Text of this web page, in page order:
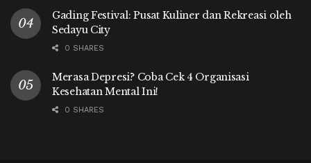
Gading Festival: Pusat Kuliner dan Rekreasi oleh
Sedayu City
0 SHARES
Merasa Depresi? Coba Cek 4 Organisasi
Kesehatan Mental Ini!
0 SHARES